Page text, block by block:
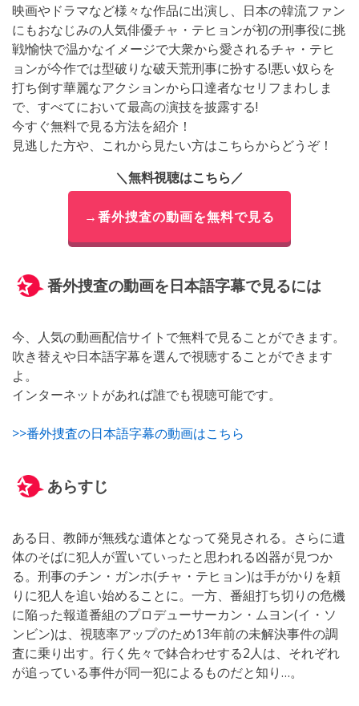
映画やドラマなど様々な作品に出演し、日本の韓流ファン
にもおなじみの人気俳優チャ・テヒョンが初の刑事役に挑
戦!愉快で温かなイメージで大衆から愛されるチャ・テヒ
ョンが今作では型破りな破天荒刑事に扮する!悪い奴らを
打ち倒す華麗なアクションから口達者なセリフまわしま
で、すべてにおいて最高の演技を披露する!
今すぐ無料で見る方法を紹介！
見逃した方や、これから見たい方はこちらからどうぞ！
＼無料視聴はこちら／
→番外捜査の動画を無料で見る
番外捜査の動画を日本語字幕で見るには
今、人気の動画配信サイトで無料で見ることができます。
吹き替えや日本語字幕を選んで視聴することができます
よ。
インターネットがあれば誰でも視聴可能です。
>>番外捜査の日本語字幕の動画はこちら
あらすじ
ある日、教師が無残な遺体となって発見される。さらに遺
体のそばに犯人が置いていったと思われる凶器が見つか
る。刑事のチン・ガンホ(チャ・テヒョン)は手がかりを頼
りに犯人を追い始めることに。一方、番組打ち切りの危機
に陥った報道番組のプロデューサーカン・ムヨン(イ・ソ
ンビン)は、視聴率アップのため13年前の未解決事件の調
査に乗り出す。行く先々で鉢合わせする2人は、それぞれ
が追っている事件が同一犯によるものだと知り…。